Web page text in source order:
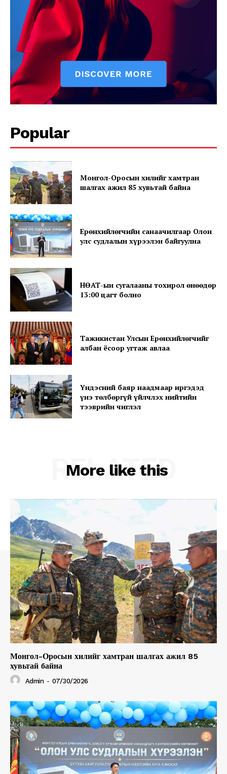
News Week
Magazine PRO
Company
About
Contact us
Subscription Plans
My account
Popular
Монгол-Оросын хилийг хамтран
шалгах ажил 85 хувьтай байна
Ерөнхийлөгчийн санаачилгаар Олон
улс судлалын хүрээлэн байгуулна
НӨАТ-ын сугалааны тохирол өнөөдөр
13:00 цагт болно
Тажикистан Улсын Ерөнхийлөгчийг
албан ёсоор угтаж авлаа
Үндэсний баяр наадмаар иргэдэд
үнэ төлбөргүй үйлчлэх нийтийн
тээврийн чиглэл
More like this
RELATED
Монгол-Оросын хилийг хамтран шалгах ажил 85
хувьтай байна
Admin - 07/30/2026